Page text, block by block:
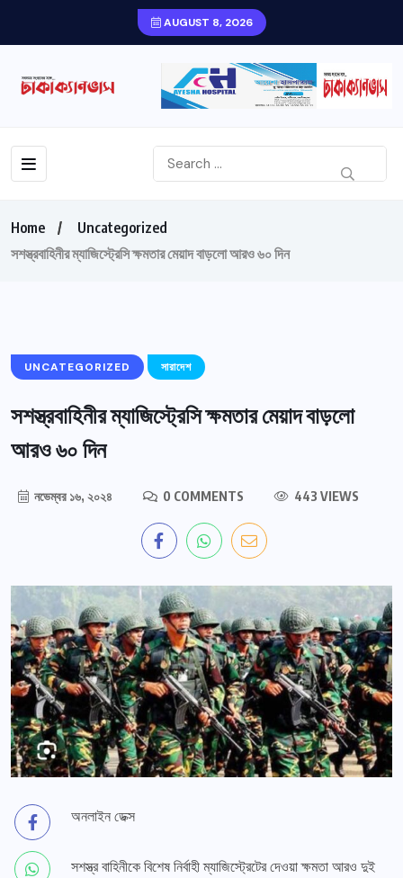
AUGUST 8, 2026
Home
Uncategorized
সশস্ত্রবাহিনীর ম্যাজিস্ট্রেসি ক্ষমতার মেয়াদ বাড়লো আরও ৬০ দিন
UNCATEGORIZED সারাদেশ
সশস্ত্রবাহিনীর ম্যাজিস্ট্রেসি ক্ষমতার মেয়াদ বাড়লো
আরও ৬০ দিন
নভেম্বর ১৬, ২০২৪ 0 COMMENTS 443 VIEWS
অনলাইন ডেক্স
সশস্ত্র বাহিনীকে বিশেষ নির্বাহী ম্যাজিস্ট্রেটের দেওয়া ক্ষমতা আরও দুই